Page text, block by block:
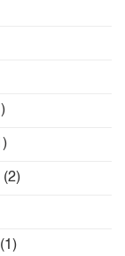
(2)
(1)